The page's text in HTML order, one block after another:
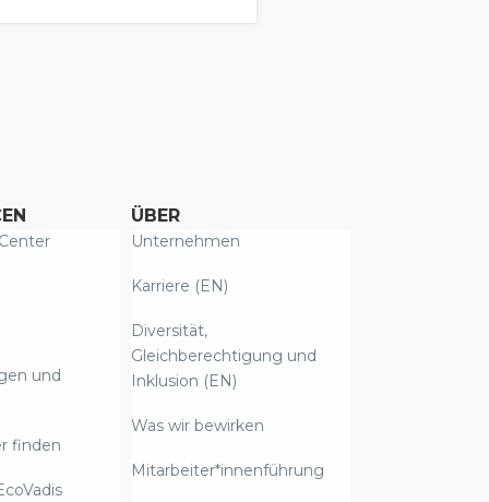
und
finden
ÜBER
Unternehmen
Karriere (EN)
Diversität,
Gleichberechtigung und
Inklusion (EN)
Was wir bewirken
Mitarbeiter*innenführung